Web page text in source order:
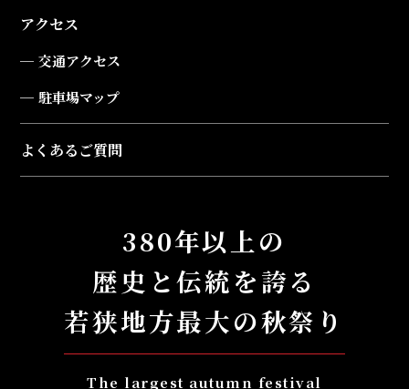
アクセス
交通アクセス
駐車場マップ
よくあるご質問
380年以上の
歴史と伝統を誇る
若狭地方最大の秋祭り
The largest autumn festival